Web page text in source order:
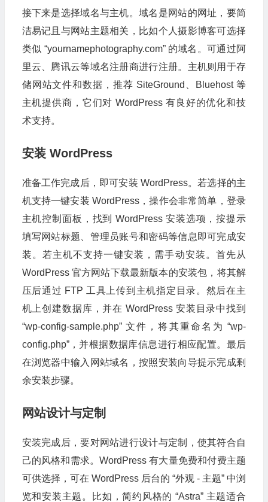
接下来是选择域名与主机。域名是网站的网址，要简
洁易记且与网站主题相关，比如个人摄影博客可选择
类似 “yournamephotography.com” 的域名。可通过阿
里云、腾讯云等域名注册商进行注册。主机则用于存
储网站文件和数据，推荐 SiteGround、Bluehost 等
主机提供商，它们对 WordPress 有良好的优化和技
术支持。
安装 WordPress
准备工作完成后，即可安装 WordPress。若选择的主
机支持一键安装 WordPress，操作会非常简单，登录
主机控制面板，找到 WordPress 安装选项，按提示
填写网站标题、管理员账号和密码等信息即可完成安
装。若主机不支持一键安装，需手动安装。首先从
WordPress 官方网站下载最新版本的安装包，将其解
压后通过 FTP 工具上传到主机指定目录。然后在主
机上创建数据库，并在 WordPress 安装目录中找到
“wp-config-sample.php” 文件，将其重命名为 “wp-
config.php”，并根据数据库信息进行相应配置。最后
在浏览器中输入网站域名，按照安装向导提示完成剩
余安装步骤。
网站设计与定制
安装完成后，要对网站进行设计与定制，使其符合自
己的风格和需求。WordPress 有大量免费和付费主题
可供选择，可在 WordPress 后台的 “外观 - 主题” 中浏
览和安装主题。比如，简约风格的 “Astra” 主题适合